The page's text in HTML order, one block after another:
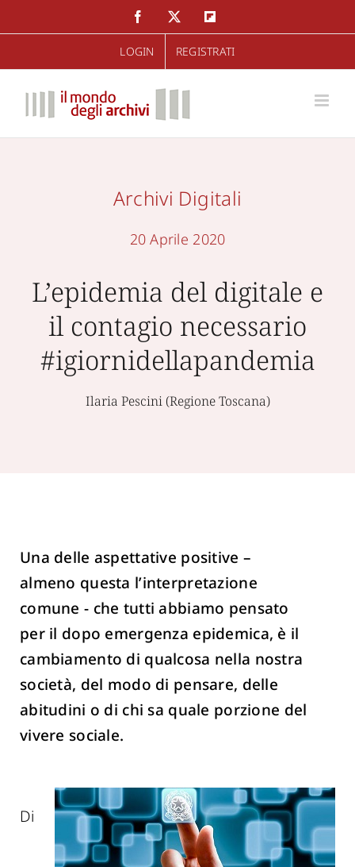
al
FacebookTwitter
LOGIN REGISTRATI
Archivi Digitali
20 Aprile 2020
L’epidemia del digitale e
il contagio necessario
#igiornidellapandemia
Ilaria Pescini (Regione Toscana)
Una delle aspettative positive –
almeno questa l’interpretazione
comune - che tutti abbiamo pensato
per il dopo emergenza epidemica, è il
cambiamento di qualcosa nella nostra
società, del modo di pensare, delle
abitudini o di chi sa quale porzione del
vivere sociale.
Di